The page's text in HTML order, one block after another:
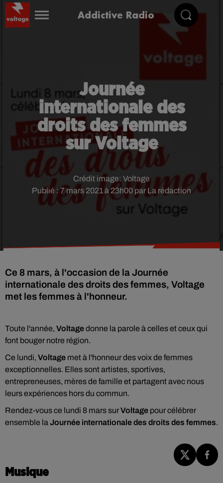
Addictive Radio
Journée
internationale des
droits des femmes
sur Voltage
Publié : 7 mars 2021 à 23h00 par La rédaction
Crédit image: Voltage
Ce 8 mars, à l'occasion de la Journée
internationale des droits des femmes, Voltage
met les femmes à l'honneur.
Toute l'année, Voltagedonne la parole à celles et ceux qui
font bouger notre région.
Ce lundi, Voltage met à l'honneur des voix de femmes
exceptionnelles. Elles sont artistes, sportives,
entrepreneuses, mères de famille et partagent avec nous
leurs expériences hors du commun.
Rendez-vous ce lundi 8 mars surVoltage pour célébrer
ensemble la Journée internationale des droits des femmes.
Musique